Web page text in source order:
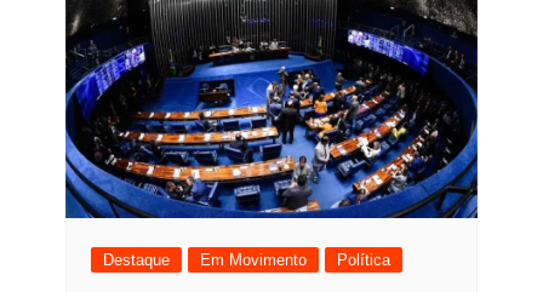
Destaque Em Movimento Política